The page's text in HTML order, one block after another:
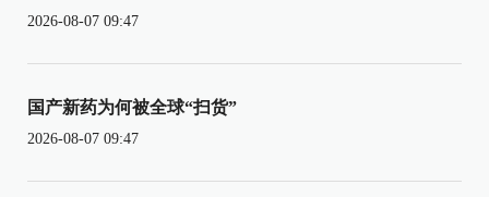
2026-08-07 09:47
国产新药为何被全球“扫货”
2026-08-07 09:47